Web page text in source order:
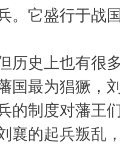
。它盛行于战
史上也有很多
国最为猖獗，
的制度对藩王
襄的起兵叛乱